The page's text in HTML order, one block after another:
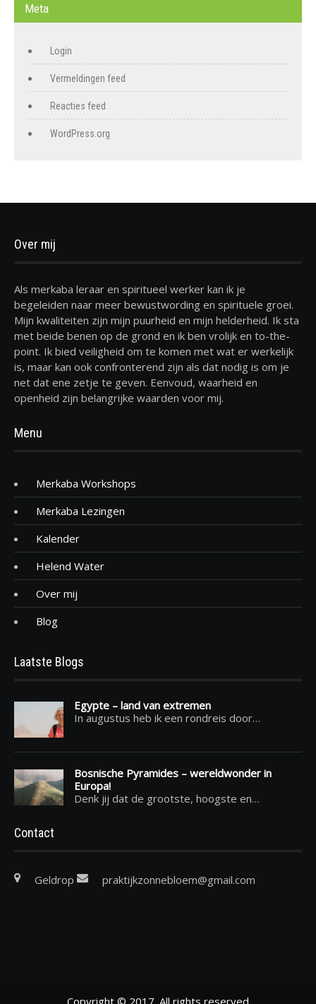
Meta
Login
Vermeldingen feed
Reacties feed
WordPress.org
Over mij
Als merkaba leraar en spiritueel werker kan ik je
begeleiden naar meer bewustwording en spirituele groei.
Mijn kwaliteiten zijn mijn puurheid en mijn helderheid. Ik sta
met beide benen op de grond en ik ben vrolijk en to-the-
point. Ik bied veiligheid om te komen met wat er werkelijk
is, maar kan ook confronterend zijn als dat nodig is om je
net dat ene zetje te geven. Eenvoud, waarheid en
openheid zijn belangrijke waarden voor mij.
Menu
Merkaba Workshops
Merkaba Lezingen
Kalender
Helend Water
Over mij
Blog
Laatste Blogs
Egypte – land van extremen
In augustus heb ik een rondreis door…
Bosnische Pyramides – wereldwonder in
Europa!
Denk jij dat de grootste, hoogste en…
Contact
Geldrop praktijkzonnebloem@gmail.com
Copyright © 2017. All rights reserved